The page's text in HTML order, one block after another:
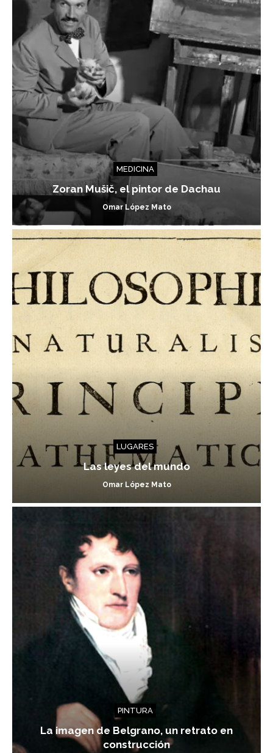
MEDICINA
Zoran Mušič, el pintor de Dachau
Omar López Mato
LUGARES
Las leyes del mundo
Omar López Mato
PINTURA
La imagen de Belgrano, un retrato en
construcción